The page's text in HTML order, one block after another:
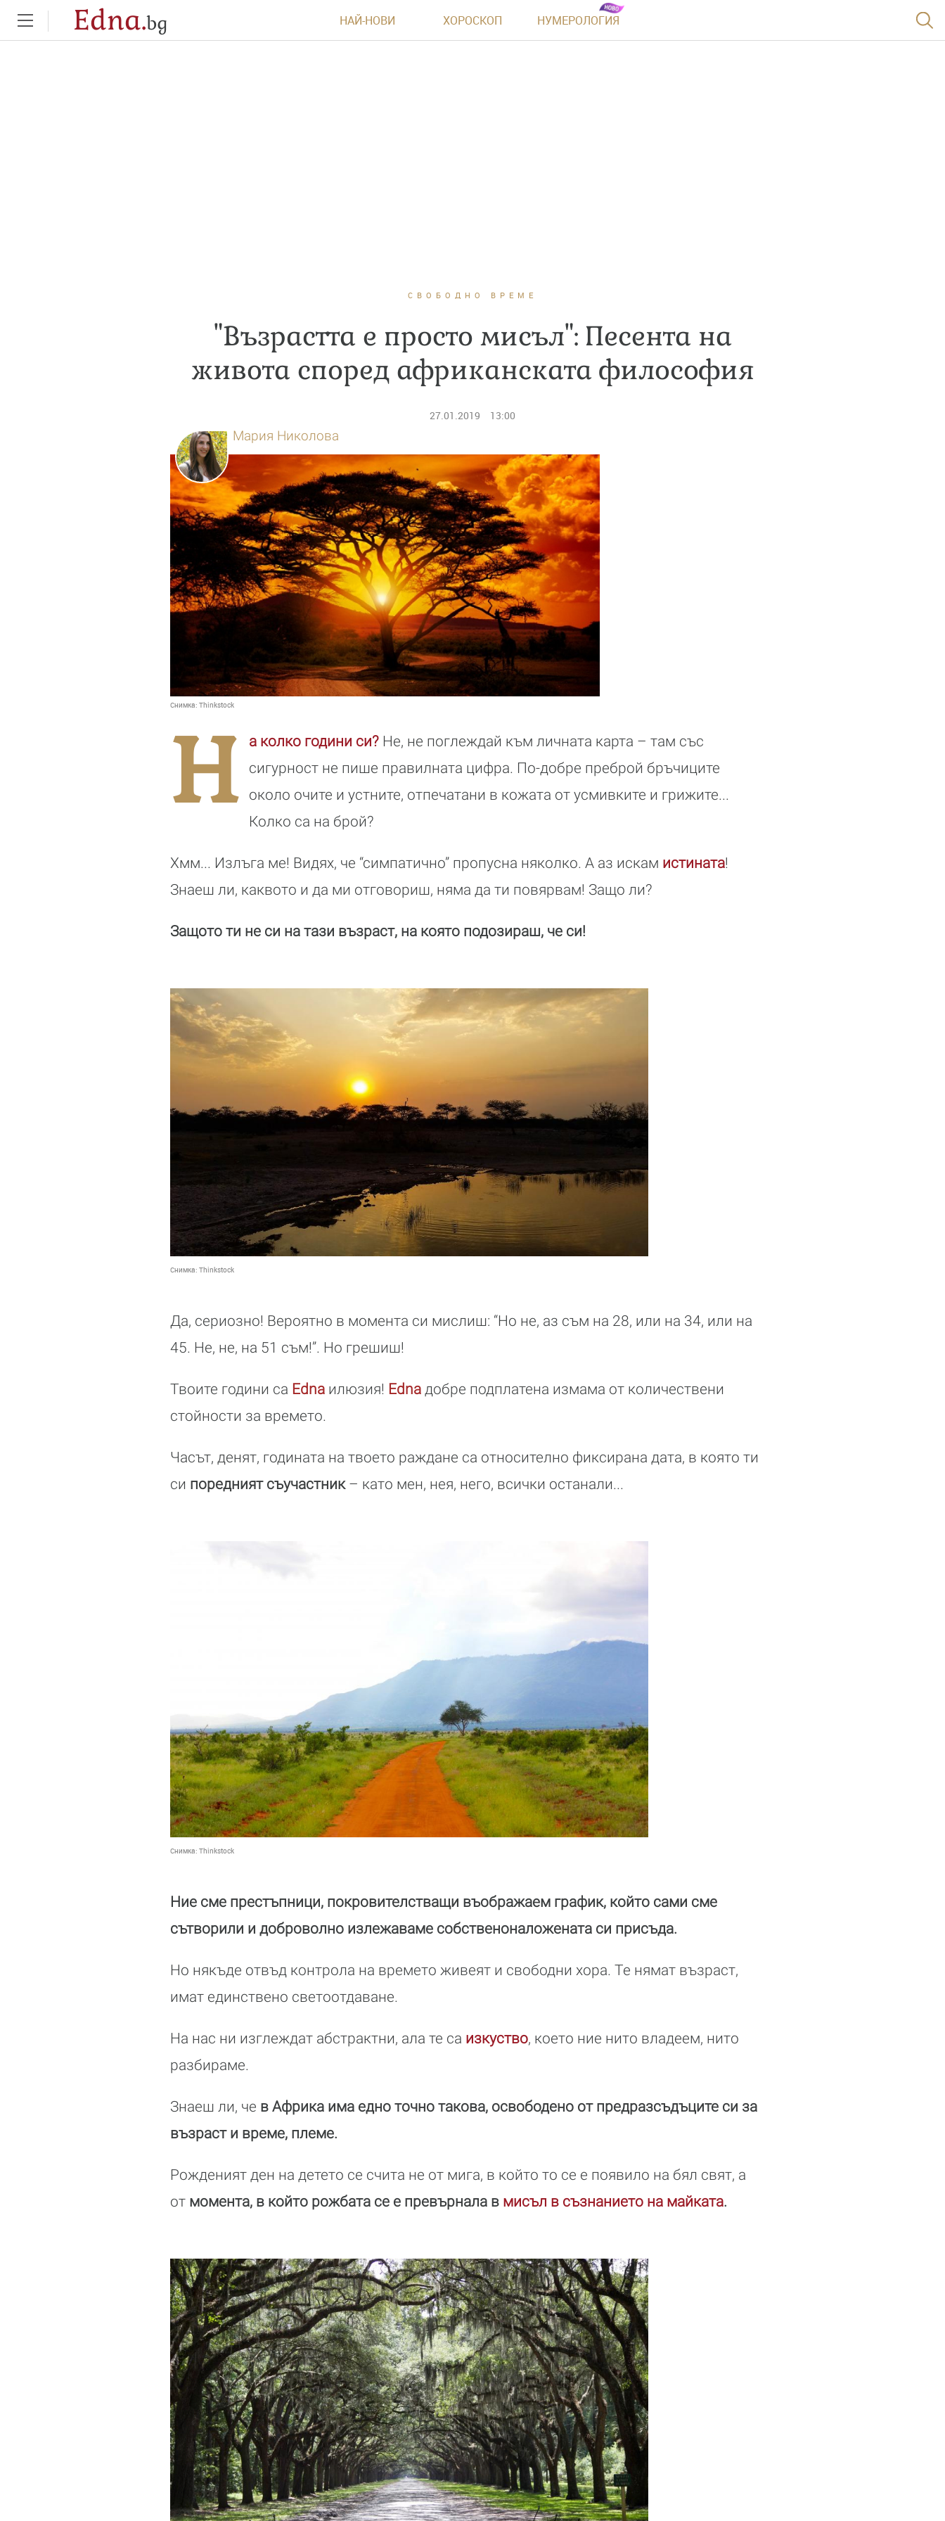
Edna.bg НАЙ-НОВИ ХОРОСКОП НУМЕРОЛОГИЯ
СВОБОДНО ВРЕМЕ
"Възрастта е просто мисъл": Песента на
живота според африканската философия
27.01.2019 13:00
Снимка: Thinkstock
Мария Николова
Н а колко години си? Не, не поглеждай към личната карта – там със
сигурност не пише правилната цифра. По-добре преброй бръчиците
около очите и устните, отпечатани в кожата от усмивките и грижите...
Колко са на брой?
Хмм... Излъга ме! Видях, че “симпатично” пропусна няколко. А аз искам истината!
Знаеш ли, каквото и да ми отговориш, няма да ти повярвам! Защо ли?
Защото ти не си на тази възраст, на която подозираш, че си!
Снимка: Thinkstock
Да, сериозно! Вероятно в момента си мислиш: “Но не, аз съм на 28, или на 34, или на
45. Не, не, на 51 съм!”. Но грешиш!
Твоите години са Edna илюзия! Edna добре подплатена измама от количествени
стойности за времето.
Часът, денят, годината на твоето раждане са относително фиксирана дата, в която ти
си поредният съучастник– като мен, нея, него, всички останали...
Снимка: Thinkstock
Ние сме престъпници, покровителстващи въображаем график, който сами сме
сътворили и доброволно излежаваме собственоналожената си присъда.
Но някъде отвъд контрола на времето живеят и свободни хора. Те нямат възраст,
имат единствено светоотдаване.
На нас ни изглеждат абстрактни, ала те са изкуство, което ние нито владеем, нито
разбираме.
Знаеш ли, че в Африка има едно точно такова, освободено от предразсъдъците си за
възраст и време, племе.
Рожденият ден на детето се счита не от мига, в който то се е появило на бял свят, а
от момента, в който рожбата се е превърнала в мисъл в съзнанието на майката.